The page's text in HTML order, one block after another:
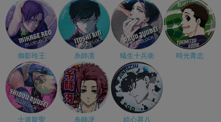
御影玲王 糸師凛 蟻生十兵衛 時光青志
士道龍聖 糸師冴 絵心甚八